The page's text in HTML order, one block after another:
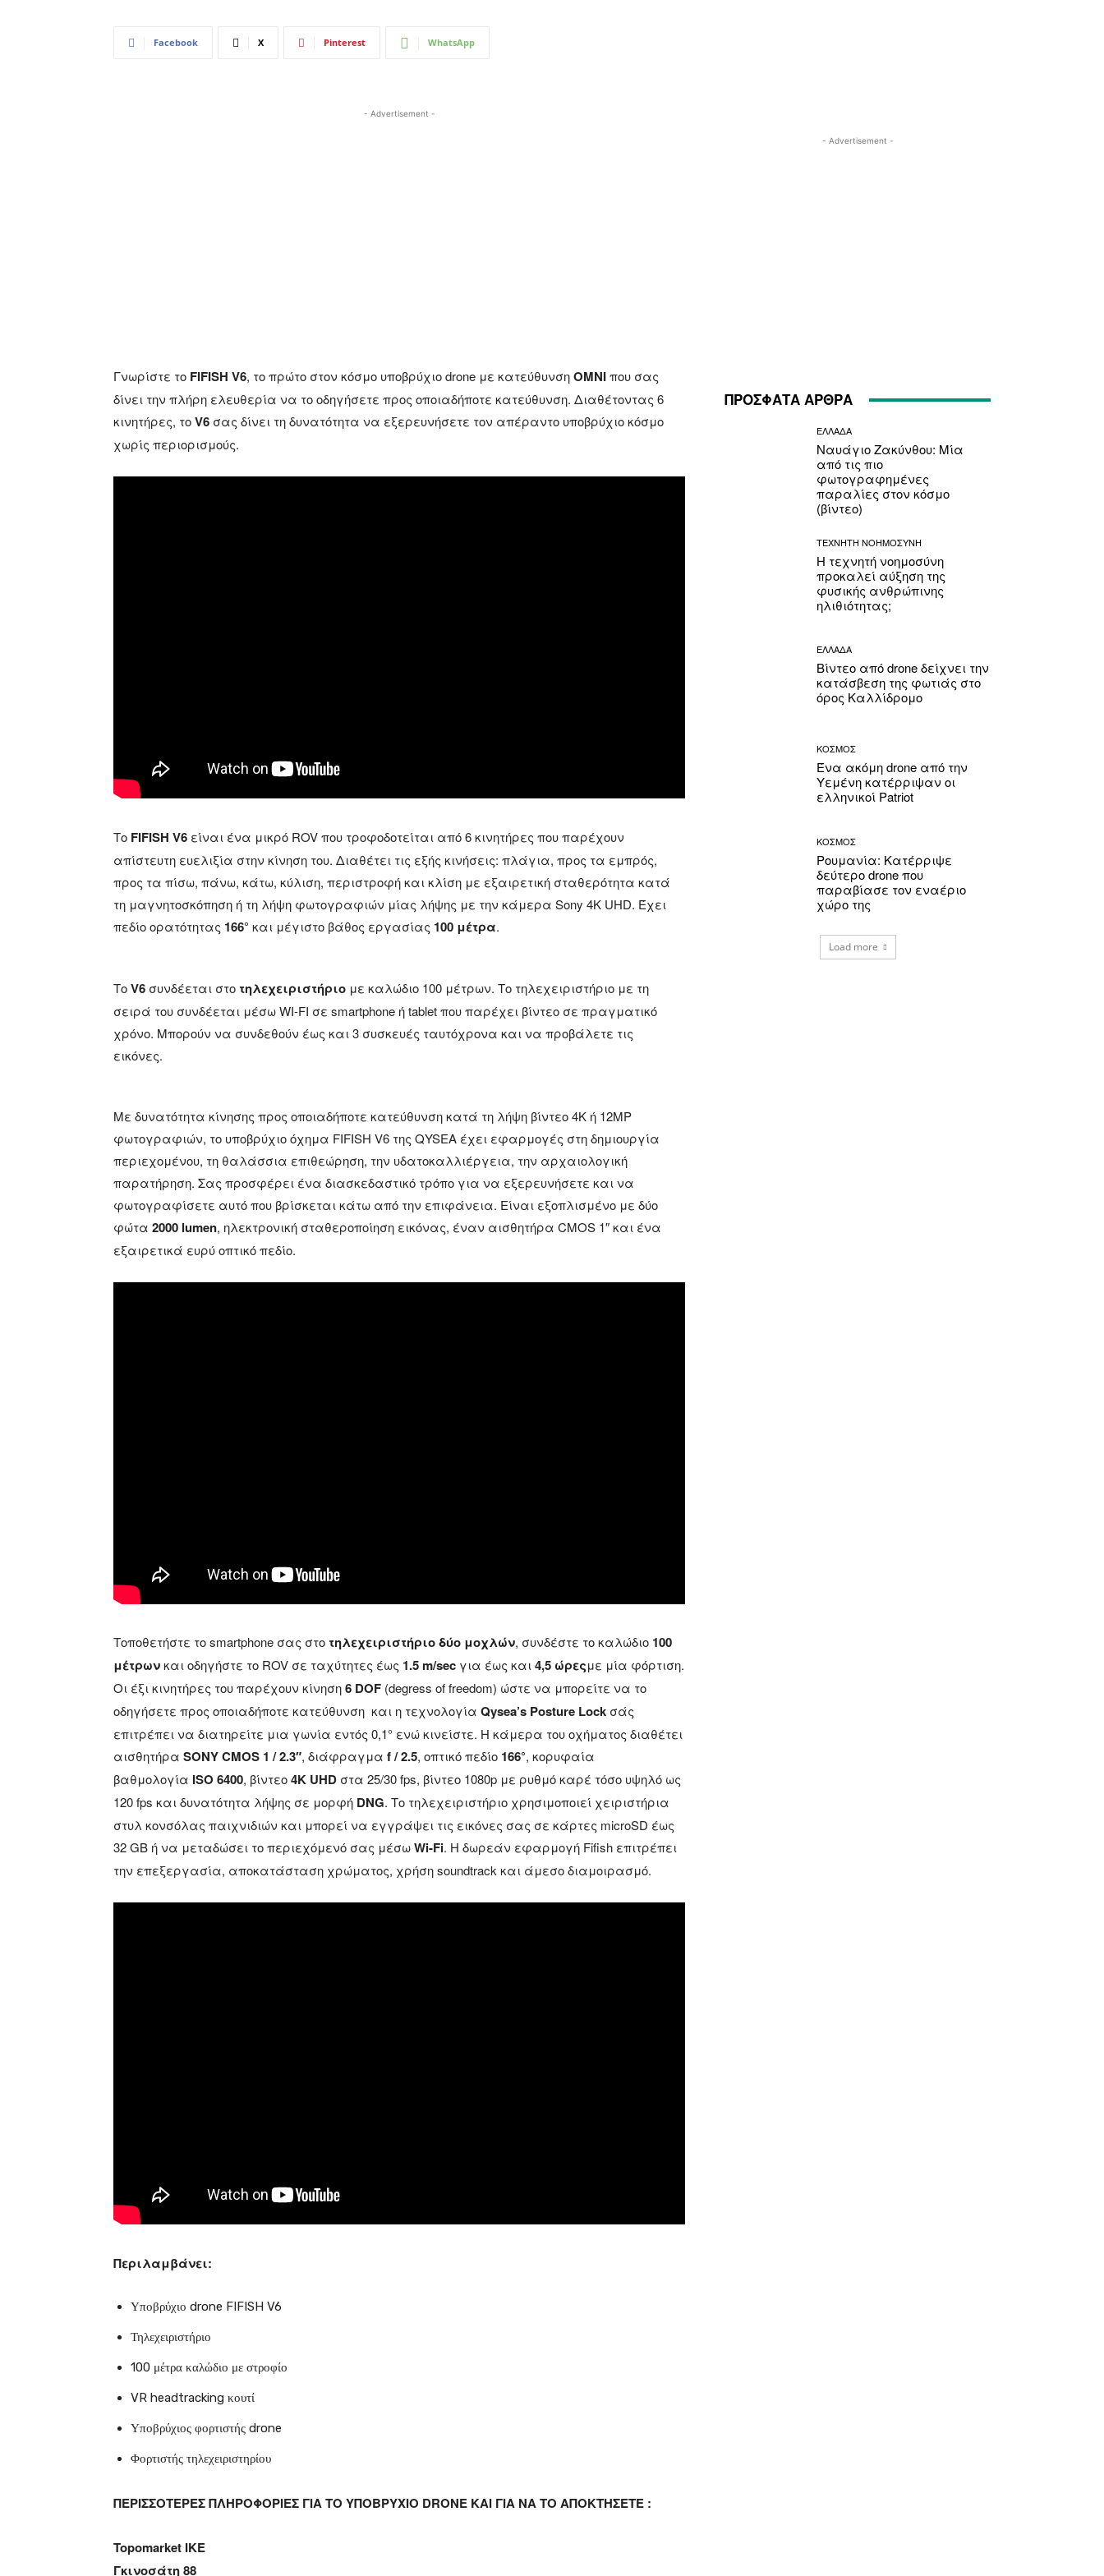
Facebook X Pinterest WhatsApp
- Advertisement -
Γνωρίστε το FIFISH V6, το πρώτο στον κόσμο υποβρύχιο drone με κατεύθυνσηOMNIπου σας
δίνει την πλήρη ελευθερία να το οδηγήσετε προς οποιαδήποτε κατεύθυνση. Διαθέτοντας 6
κινητήρες, τοV6 σας δίνει τη δυνατότητα να εξερευνήσετε τον απέραντο υποβρύχιο κόσμο
χωρίς περιορισμούς.
Το FIFISH V6 είναι ένα μικρό ROV που τροφοδοτείται από 6 κινητήρες που παρέχουν
απίστευτη ευελιξία στην κίνηση του. Διαθέτει τις εξής κινήσεις: πλάγια, προς τα εμπρός,
προς τα πίσω, πάνω, κάτω, κύλιση, περιστροφή και κλίση με εξαιρετική σταθερότητα κατά
τη μαγνητοσκόπηση ή τη λήψη φωτογραφιών μίας λήψης με την κάμερα Sony 4K UHD. Έχει
πεδίο ορατότητας 166° και μέγιστο βάθος εργασίας 100 μέτρα.
ΤοV6 συνδέεται στο τηλεχειριστήριο με καλώδιο 100 μέτρων. Το τηλεχειριστήριο με τη
σειρά του συνδέεται μέσω WI-FI σε smartphone ή tablet που παρέχει βίντεο σε πραγματικό
χρόνο. Μπορούν να συνδεθούν έως και 3 συσκευές ταυτόχρονα και να προβάλετε τις
εικόνες.
Με δυνατότητα κίνησης προς οποιαδήποτε κατεύθυνση κατά τη λήψη βίντεο 4K ή 12MP
φωτογραφιών, το υποβρύχιο όχημα FIFISH V6 της QYSEA έχει εφαρμογές στη δημιουργία
περιεχομένου, τη θαλάσσια επιθεώρηση, την υδατοκαλλιέργεια, την αρχαιολογική
παρατήρηση. Σας προσφέρει ένα διασκεδαστικό τρόπο για να εξερευνήσετε και να
φωτογραφίσετε αυτό που βρίσκεται κάτω από την επιφάνεια. Είναι εξοπλισμένο με δύο
φώτα 2000 lumen, ηλεκτρονική σταθεροποίηση εικόνας, έναν αισθητήρα CMOS 1″ και ένα
εξαιρετικά ευρύ οπτικό πεδίο.
Τοποθετήστε το smartphone σας στο τηλεχειριστήριο δύο μοχλών, συνδέστε το καλώδιο 100
μέτρωνκαι οδηγήστε το ROV σε ταχύτητες έως 1.5 m/sec για έως και 4,5 ώρεςμε μία φόρτιση.
Οι έξι κινητήρες του παρέχουν κίνηση6 DOF (degress of freedom) ώστε να μπορείτε να το
οδηγήσετε προς οποιαδήποτε κατεύθυνση και η τεχνολογία Qysea’s Posture Lock σάς
επιτρέπει να διατηρείτε μια γωνία εντός 0,1° ενώ κινείστε. Η κάμερα του οχήματος διαθέτει
αισθητήρα SONY CMOS 1 / 2.3″, διάφραγμα f / 2.5, οπτικό πεδίο 166°, κορυφαία
βαθμολογία ISO 6400, βίντεο4K UHD στα 25/30 fps, βίντεο 1080p με ρυθμό καρέ τόσο υψηλό ως
120 fps και δυνατότητα λήψης σε μορφή DNG. Το τηλεχειριστήριο χρησιμοποιεί χειριστήρια
στυλ κονσόλας παιχνιδιών και μπορεί να εγγράψει τις εικόνες σας σε κάρτες microSD έως
32 GB ή να μεταδώσει το περιεχόμενό σας μέσωWi-Fi. Η δωρεάν εφαρμογή Fifish επιτρέπει
την επεξεργασία, αποκατάσταση χρώματος, χρήση soundtrack και άμεσο διαμοιρασμό.
Περιλαμβάνει:
Υποβρύχιο drone FIFISH V6
Τηλεχειριστήριο
100 μέτρα καλώδιο με στροφίο
VR headtracking κουτί
Υποβρύχιος φορτιστής drone
Φορτιστής τηλεχειριστηρίου
ΠΕΡΙΣΣΟΤΕΡΕΣ ΠΛΗΡΟΦΟΡΙΕΣ ΓΙΑ ΤΟ ΥΠΟΒΡΥΧΙΟ DRONE ΚΑΙ ΓΙΑ ΝΑ ΤΟ ΑΠΟΚΤΗΣΕΤΕ :
Topomarket IKE
Γκινοσάτη 88
- Advertisement -
ΠΡΟΣΦΑΤΑ ΑΡΘΡΑ
ΕΛΛΑΔΑ
Ναυάγιο Ζακύνθου: Μία
από τις πιο
φωτογραφημένες
παραλίες στον κόσμο
(βίντεο)
ΤΕΧΝΗΤΗ ΝΟΗΜΟΣΥΝΗ
Η τεχνητή νοημοσύνη
προκαλεί αύξηση της
φυσικής ανθρώπινης
ηλιθιότητας;
ΕΛΛΑΔΑ
Βίντεο από drone δείχνει την
κατάσβεση της φωτιάς στο
όρος Καλλίδρομο
ΚΟΣΜΟΣ
Ένα ακόμη drone από την
Υεμένη κατέρριψαν οι
ελληνικοί Patriot
ΚΟΣΜΟΣ
Ρουμανία: Κατέρριψε
δεύτερο drone που
παραβίασε τον εναέριο
χώρο της
Load more